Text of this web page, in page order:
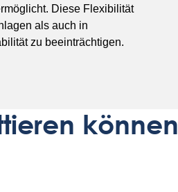
Diese Flexibilität
als auch in
zu beeinträchtigen.
können